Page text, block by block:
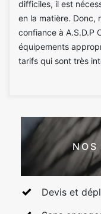
difficiles, il est
en la matière. Donc,
confiance à A.S.D.P
équipements
tarifs qui sont très
NOS
Devis et